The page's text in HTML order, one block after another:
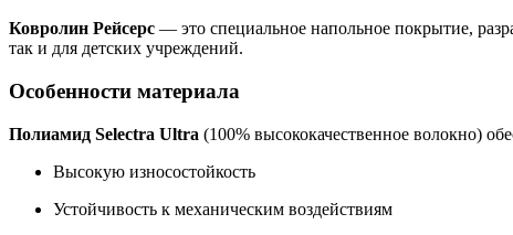
Ковролин Рейсерс — это специальное напольное покрытие,
так и для детских учреждений.
Особенности материала
Полиамид Selectra Ultra (100% высококачественное волокно)
Высокую износостойкость
Устойчивость к механическим воздействиям